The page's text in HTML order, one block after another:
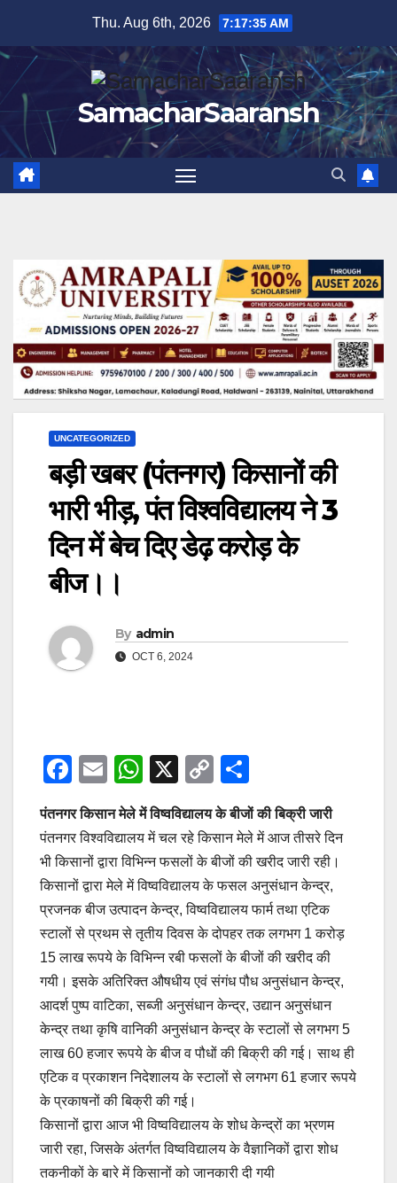
content
Thu. Aug 6th, 2026 7:17:36 AM
SamacharSaaransh
UNCATEGORIZED
बड़ी खबर (पंतनगर) किसानों की
भारी भीड़, पंत विश्वविद्यालय ने 3
दिन में बेच दिए डेढ़ करोड़ के
बीज।।
By admin
OCT 6, 2024
F
a
c
e
b
o
o
k
E
m
ail
W
h
at
s
A
p
p
X
C
o
p
y
Li
n
k
h
ar
e
पंतनगर किसान मेले में विष्वविद्यालय के बीजों की बिक्री जारी
पंतनगर विश्वविद्यालय में चल रहे किसान मेले में आज तीसरे दिन
भी किसानों द्वारा विभिन्न फसलों के बीजों की खरीद जारी रही।
किसानों द्वारा मेले में विष्वविद्यालय के फसल अनुसंधान केन्द्र,
प्रजनक बीज उत्पादन केन्द्र, विष्वविद्यालय फार्म तथा एटिक
स्टालों से प्रथम से तृतीय दिवस के दोपहर तक लगभग 1 करोड़
15 लाख रूपये के विभिन्न रबी फसलों के बीजों की खरीद की
गयी। इसके अतिरिक्त औषधीय एवं संगंध पौध अनुसंधान केन्द्र,
आदर्श पुष्प वाटिका, सब्जी अनुसंधान केन्द्र, उद्यान अनुसंधान
केन्द्र तथा कृषि वानिकी अनुसंधान केन्द्र के स्टालों से लगभग 5
लाख 60 हजार रूपये के बीज व पौधों की बिक्री की गई। साथ ही
एटिक व प्रकाशन निदेशालय के स्टालों से लगभग 61 हजार रूपये
के प्रकाषनों की बिक्री की गई।
किसानों द्वारा आज भी विष्वविद्यालय के शोध केन्द्रों का भ्रणम
जारी रहा, जिसके अंतर्गत विष्वविद्यालय के वैज्ञानिकों द्वारा शोध
तकनीकों के बारे में किसानों को जानकारी दी गयी